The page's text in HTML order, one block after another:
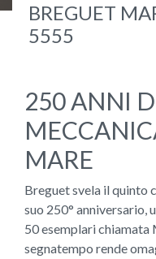
BREGUET
5555
250 ANNI
MARE
Breguet svela il quinto
suo 250° anniversario,
50 esemplari
segnatempo rende